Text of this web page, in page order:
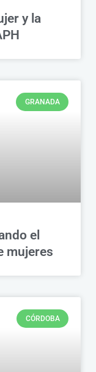
y la
GRANADA
el
mujeres
CÓRDOBA